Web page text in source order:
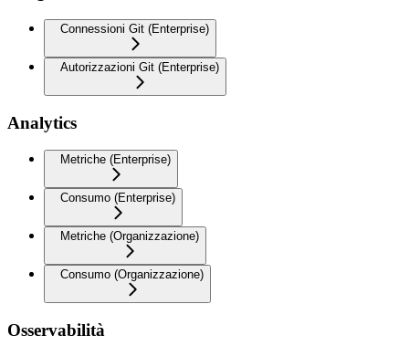
Connessioni Git (Enterprise)
Autorizzazioni Git (Enterprise)
Analytics
Metriche (Enterprise)
Consumo (Enterprise)
Metriche (Organizzazione)
Consumo (Organizzazione)
Osservabilità